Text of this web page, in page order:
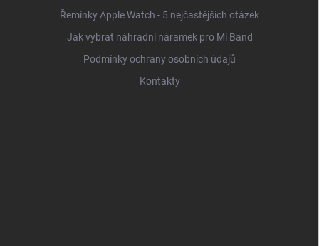
Řemínky Apple Watch - 5 nejčastějších otázek
Jak vybrat náhradní náramek pro Mi Band
Podmínky ochrany osobních údajů
Kontakty